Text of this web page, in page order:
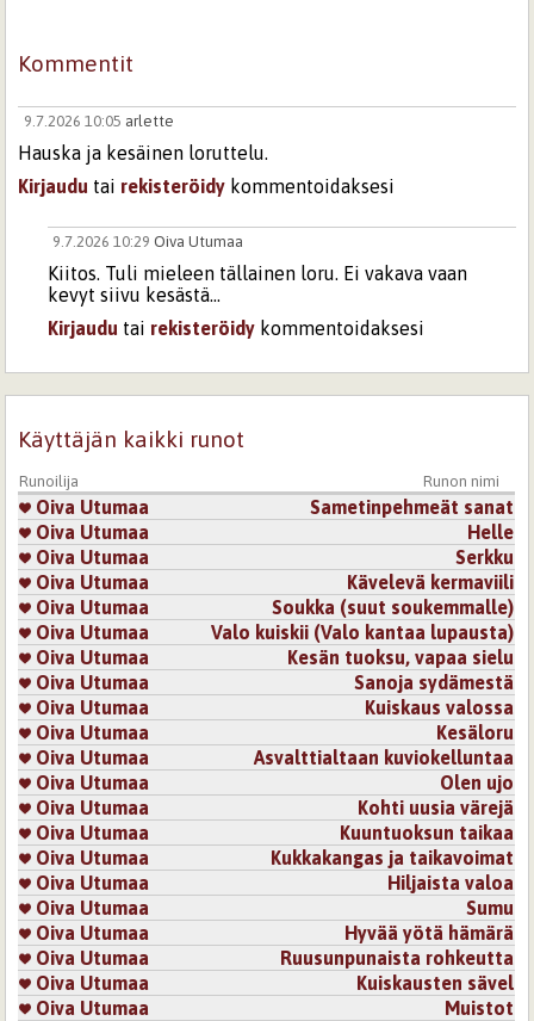
Kommentit
9.7.2026 10:05 arlette
Hauska ja kesäinen loruttelu.
Kirjaudu tai rekisteröidy kommentoidaksesi
9.7.2026 10:29Oiva Utumaa
Kiitos. Tuli mieleen tällainen loru. Ei vakava vaan
kevyt siivu kesästä...
Kirjaudu tai rekisteröidy kommentoidaksesi
Sivut
Käyttäjän kaikki runot
Runoilija Runon nimi
Oiva Utumaa
Sametinpehmeät sanat
Oiva Utumaa
Helle
Oiva Utumaa
Serkku
Oiva Utumaa
Kävelevä kermaviili
Oiva Utumaa
Soukka (suut soukemmalle)
Oiva Utumaa
Valo kuiskii (Valo kantaa lupausta)
Oiva Utumaa
Kesän tuoksu, vapaa sielu
Oiva Utumaa
Sanoja sydämestä
Oiva Utumaa
Kuiskaus valossa
Oiva Utumaa
Kesäloru
Oiva Utumaa
Asvalttialtaan kuviokelluntaa
Oiva Utumaa
Olen ujo
Oiva Utumaa
Kohti uusia värejä
Oiva Utumaa
Kuuntuoksun taikaa
Oiva Utumaa
Kukkakangas ja taikavoimat
Oiva Utumaa
Hiljaista valoa
Oiva Utumaa
Sumu
Oiva Utumaa
Hyvää yötä hämärä
Oiva Utumaa
Ruusunpunaista rohkeutta
Oiva Utumaa
Kuiskausten sävel
Oiva Utumaa
Muistot